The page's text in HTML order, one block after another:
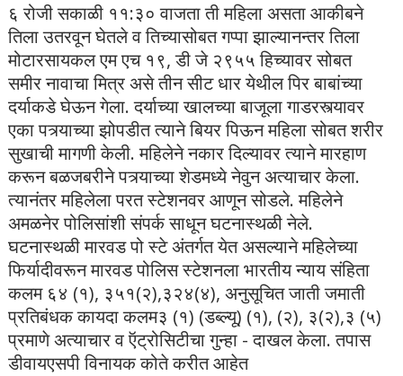
६ रोजी सकाळी ११:३० वाजता ती महिला असता आकीबने
तिला उतरवून घेतले व तिच्यासोबत गप्पा झाल्यानन्तर तिला
मोटारसायकल एम एच १९, डी जे २९५५ हिच्यावर सोबत
समीर नावाचा मित्र असे तीन सीट धार येथील पिर बाबांच्या
दर्याकडे घेऊन गेला. दर्याच्या खालच्या बाजूला गाडरस्त्यावर
एका पत्र्याच्या झोपडीत त्याने बियर पिऊन महिला सोबत शरीर
सुखाची मागणी केली. महिलेने नकार दिल्यावर त्याने मारहाण
करून बळजबरीने पत्र्याच्या शेडमध्ये नेवुन अत्याचार केला.
त्यानंतर महिलेला परत स्टेशनवर आणून सोडले. महिलेने
अमळनेर पोलिसांशी संपर्क साधून घटनास्थळी नेले.
घटनास्थळी मारवड पो स्टे अंतर्गत येत असल्याने महिलेच्या
फिर्यादीवरून मारवड पोलिस स्टेशनला भारतीय न्याय संहिता
कलम ६४ (१), ३५१(२),३२४(४), अनुसूचित जाती जमाती
प्रतिबंधक कायदा कलम३ (१) (डब्ल्यू) (१), (२), ३(२),३ (५)
प्रमाणे अत्याचार व ऍट्रोसिटीचा गुन्हा - दाखल केला. तपास
डीवायएसपी विनायक कोते करीत आहेत